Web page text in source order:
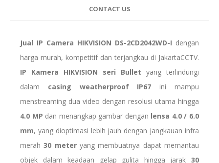
CONTACT US
Jual IP Camera HIKVISION DS-2CD2042WD-I dengan
harga murah, kompetitif dan terjangkau di JakartaCCTV.
IP
Kamera HIKVISION seri Bullet yang terlindungi
dalam casing weatherproof IP67ini mampu
menstreaming dua video dengan resolusi utama hingga
4.0 MP dan menangkap gambar dengan lensa 4.0 / 6.0
mm, yang dioptimasi lebih jauh dengan jangkauan infra
merah30 meteryang membuatnya dapat memantau
objek dalam keadaan gelap gulita hingga jarak 30